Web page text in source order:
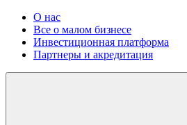
О нас
Все о малом бизнесе
Инвестиционная платформа
Партнеры и акредитация